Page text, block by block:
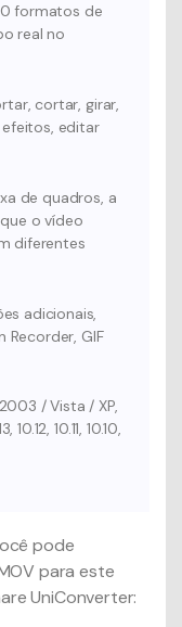
formatos de
real no
cortar, girar,
editar
de quadros, a
o vídeo
diferentes
adicionais,
Recorder, GIF
/ Vista / XP,
10.11, 10.10,
pode
para este
UniConverter: